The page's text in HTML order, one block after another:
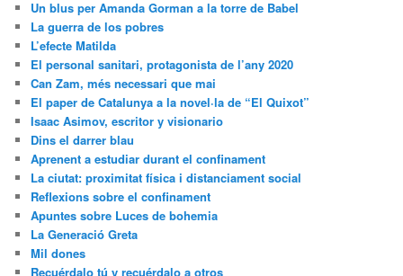
Un blus per Amanda Gorman a la torre de Babel
La guerra de los pobres
L’efecte Matilda
El personal sanitari, protagonista de l’any 2020
Can Zam, més necessari que mai
El paper de Catalunya a la novel·la de “El Quixot”
Isaac Asimov, escritor y visionario
Dins el darrer blau
Aprenent a estudiar durant el confinament
La ciutat: proximitat física i distanciament social
Reflexions sobre el confinament
Apuntes sobre Luces de bohemia
La Generació Greta
Mil dones
Recuérdalo tú y recuérdalo a otros